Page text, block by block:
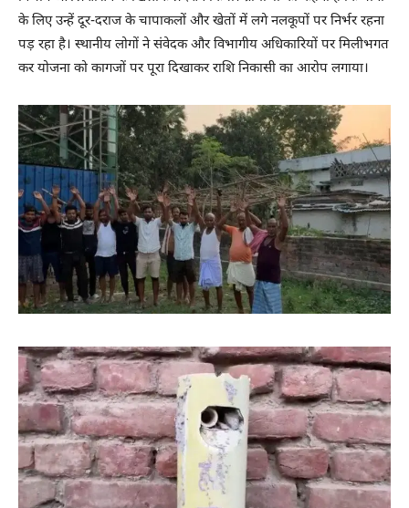
के लिए उन्हें दूर-दराज के चापाकलों और खेतों में लगे नलकूपों पर निर्भर रहना
पड़ रहा है। स्थानीय लोगों ने संवेदक और विभागीय अधिकारियों पर मिलीभगत
कर योजना को कागजों पर पूरा दिखाकर राशि निकासी का आरोप लगाया।